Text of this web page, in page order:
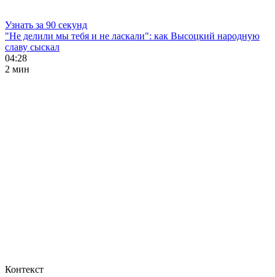
Узнать за 90 секунд
"Не делили мы тебя и не ласкали": как Высоцкий народную
славу сыскал
04:28
2 мин
Контекст